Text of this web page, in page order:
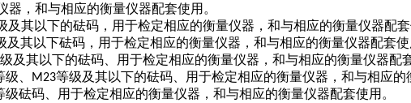
，和与相应的衡量仪器配套使用。
及其以下的砝码，用于检定相应的衡量仪器，和与相应的衡量仪器配套
及其以下砝码，用于检定相应的衡量仪器，和与相应的衡量仪器配套使
及其以下的砝码、用于检定相应的衡量仪器，和与相应的衡量仪器配
级、 M23等级及其以下的砝码、用于检定相应的衡量仪器，和与相应的
级砝码、用于检定相应的衡量仪器，和与相应的衡量仪器配套使用。